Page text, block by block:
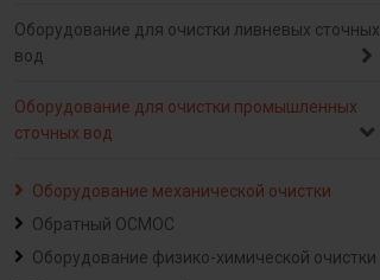
Оборудование для очистки ливневых сточных
вод
Оборудование для очистки промышленных
сточных вод
Оборудование механической очистки
Обратный ОСМОС
Оборудование физико-химической очистки